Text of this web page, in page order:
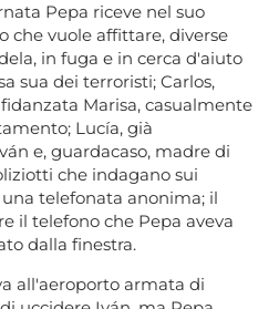
Pepa riceve nel suo
che vuole affittare, diverse
in fuga e in cerca d'aiuto
sua dei terroristi; Carlos,
Marisa, casualmente
Lucía, già
e, guardacaso, madre di
che indagano sui
telefonata anonima; il
il telefono che Pepa aveva
dalla finestra.
all'aeroporto armata di